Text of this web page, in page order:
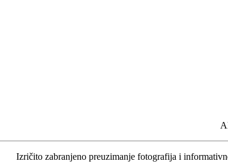
Izričito zabranjeno preuzimanje fotografija i